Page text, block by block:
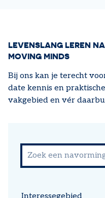
LEVENSLANG LEREN
MOVING MINDS
Bij ons kan je terecht
date kennis en
vakgebied en vér